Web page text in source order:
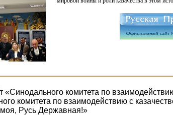
комитета по
комитета по взаимодействию с
Русь Державная!»